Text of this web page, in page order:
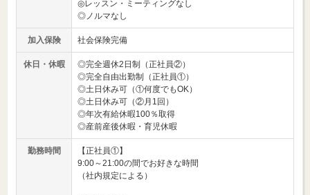
◎レッスン・ミーティングなし
◎ノルマなし
加入保険 社会保険完備
休日・休暇
◎完全週休2日制（正社員②）
◎完全自由出勤制（正社員①）
◎土日休み可（①何度でもOK）
◎土日休み可（②月1回）
◎年次有給休暇100％取得
◎産前産後休暇・育児休暇
勤務時間
【正社員①】
9:00～21:00の間でお好きな時間
（社内規定による）